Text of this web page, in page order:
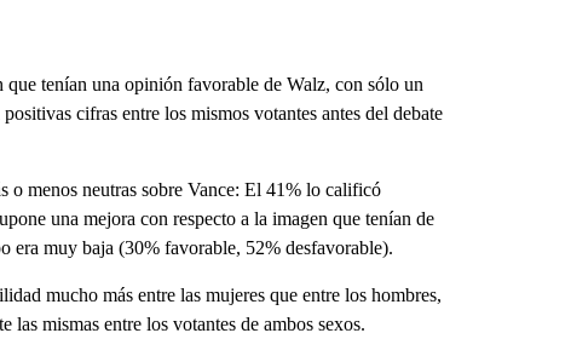
tenían una opinión favorable de Walz, con sólo un
cifras entre los mismos votantes antes del debate
o menos neutras sobre Vance: El 41% lo calificó
una mejora con respecto a la imagen que tenían de
era muy baja (30% favorable, 52% desfavorable).
mucho más entre las mujeres que entre los hombres,
las mismas entre los votantes de ambos sexos.